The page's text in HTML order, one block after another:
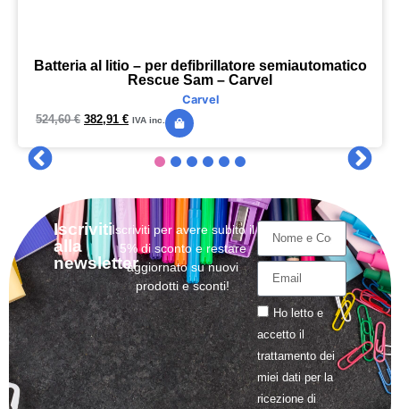
Batteria al litio – per defibrillatore semiautomatico
Rescue Sam – Carvel
Carvel
524,60€ 382,91 € IVA inc.
Iscriviti
alla
newsletter
Iscriviti per avere subito il
5% di sconto e restare
aggiornato su nuovi
prodotti e sconti!
Ho letto e
accetto il
trattamentodei
miei dati per la
ricezione di